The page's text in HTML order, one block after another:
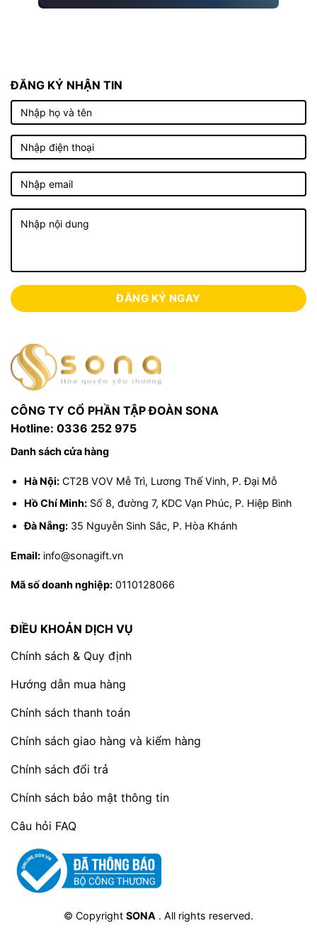
ĐĂNG KÝ NHẬN TIN
CÔNG TY CỔ PHẦN TẬP ĐOÀN SONA
Hotline: 0336 252 975
Danh sách cửa hàng
Hà Nội:CT2B VOV Mễ Trì, Lương Thế Vinh, P. Đại Mỗ
Hồ Chí Minh:Số 8, đường 7, KDC Vạn Phúc, P. Hiệp Bình
Đà Nẵng:35 Nguyễn Sinh Sắc, P. Hòa Khánh
Email: info@sonagift.vn
Mã số doanh nghiệp: 0110128066
ĐIỀU KHOẢN DỊCH VỤ
Chính sách & Quy định
Hướng dẫn mua hàng
Chính sách thanh toán
Chính sách giao hàng và kiểm hàng
Chính sách đổi trả
Chính sách bảo mật thông tin
Câu hỏi FAQ
© Copyright SONA . All rights reserved.